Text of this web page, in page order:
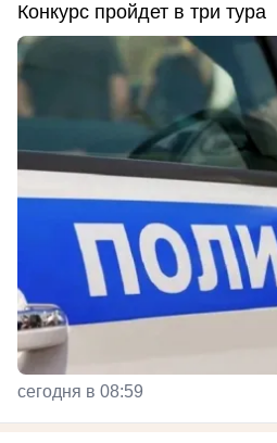
Конкурс пройдет в три тура
сегодня в 08:59